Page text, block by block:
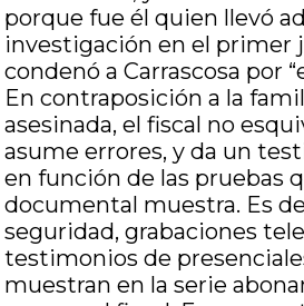
porque fue él quien llevó
investigación en el primer
condenó a Carrascosa por
En contraposición a la
asesinada, el fiscal no
asume errores, y da un
en función de las pruebas
documental muestra. Es
seguridad, grabaciones
testimonios de
muestran en la serie